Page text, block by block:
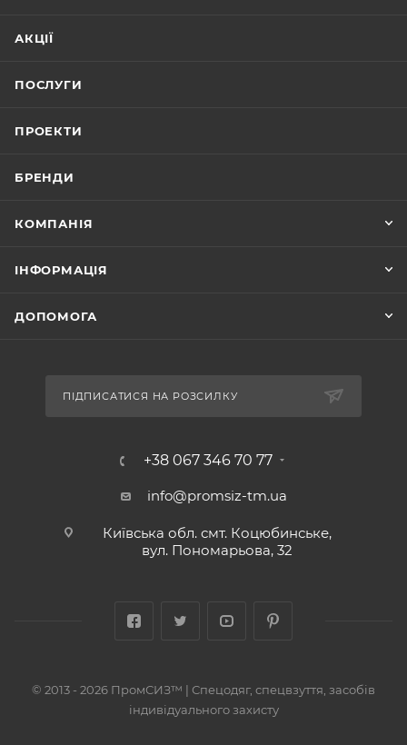
АКЦІЇ
ПОСЛУГИ
ПРОЕКТИ
БРЕНДИ
КОМПАНІЯ
ІНФОРМАЦІЯ
ДОПОМОГА
ПІДПИСАТИСЯ НА РОЗСИЛКУ
+38 067 346 70 77
info@promsiz-tm.ua
Київська обл. смт. Коцюбинське,
вул. Пономарьова, 32
© 2013 - 2026 ПромСИЗ™ | Спецодяг, спецвзуття, засобів
індивідуального захисту